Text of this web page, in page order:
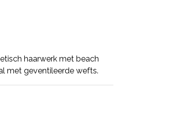
haarwerk met beach
met geventileerde wefts.